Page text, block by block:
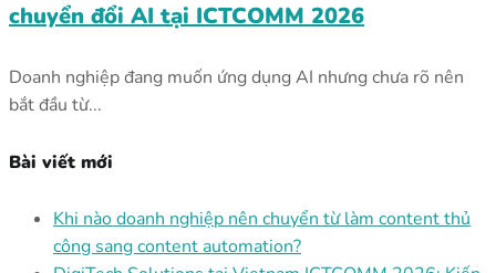
chuyển đổi AI tại ICTCOMM 2026
Doanh nghiệp đang muốn ứng dụng AI nhưng chưa rõ nên
bắt đầu từ...
Bài viết mới
Khi nào doanh nghiệp nên chuyển từ làm content thủ
công sang content automation?